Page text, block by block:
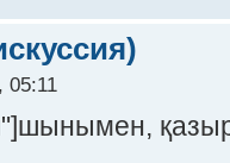
05:11